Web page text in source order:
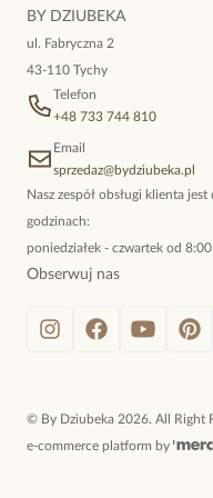
BY DZIUBEKA
ul. Fabryczna 2
43-110 Tychy
Telefon
+48 733 744 810
Email
sprzedaz@bydziubeka.pl
Nasz zespół obsługi klienta
godzinach:
poniedziałek - czwartek od
Obserwuj nas
© By Dziubeka 2026. All Right
e-commerce platform by